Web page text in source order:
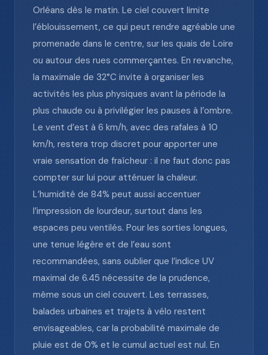
Orléans dès le matin. Le ciel couvert limite
l’éblouissement, ce qui peut rendre agréable une
promenade dans le centre, sur les quais de Loire
ou autour des rues commerçantes. En revanche,
la maximale de 32°C invite à organiser les
activités les plus physiques avant la période la
plus chaude ou à privilégier les pauses à l’ombre.
Le vent d’est à 6 km/h, avec des rafales à 10
km/h, restera trop discret pour apporter une
vraie sensation de fraîcheur : il ne faut donc pas
compter sur lui pour atténuer la chaleur.
L’humidité de 84% peut aussi accentuer
l’impression de lourdeur, surtout dans les
espaces peu ventilés. Pour les sorties longues,
une tenue légère et de l’eau sont
recommandées, sans oublier que l’indice UV
maximal de 6.45 nécessite de la prudence,
même sous un ciel couvert. Les terrasses,
balades urbaines et trajets à vélo restent
envisageables, car la probabilité maximale de
pluie est de 0% et le cumul actuel est nul. En